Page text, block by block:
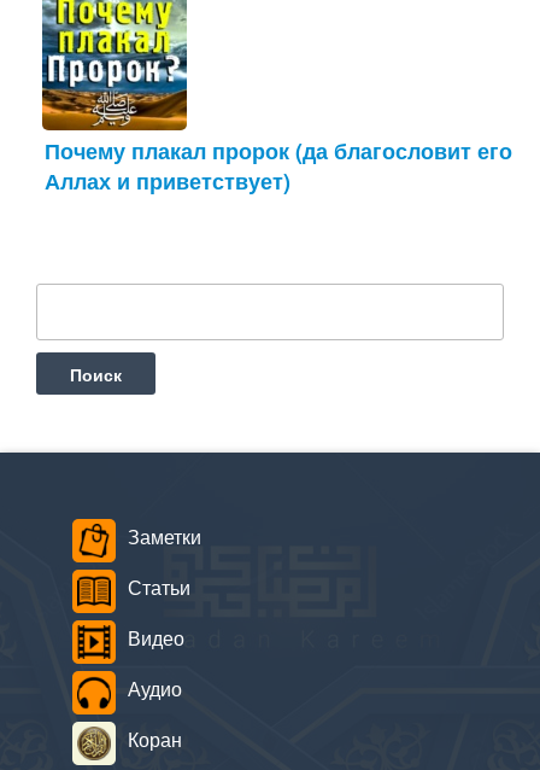
Почему плакал пророк (да благословит его
Аллах и приветствует)
Заметки
Статьи
Видео
Аудио
Коран